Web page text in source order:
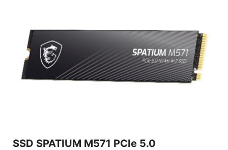
SSD SPATIUM M571 PCIe 5.0